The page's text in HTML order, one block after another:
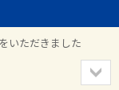
いただきました